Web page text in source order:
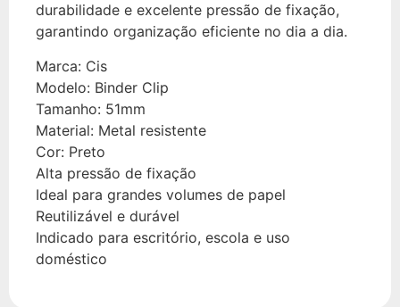
durabilidade e excelente pressão de fixação,
garantindo organização eficiente no dia a dia.
Marca: Cis
Modelo: Binder Clip
Tamanho: 51mm
Material: Metal resistente
Cor: Preto
Alta pressão de fixação
Ideal para grandes volumes de papel
Reutilizável e durável
Indicado para escritório, escola e uso
doméstico